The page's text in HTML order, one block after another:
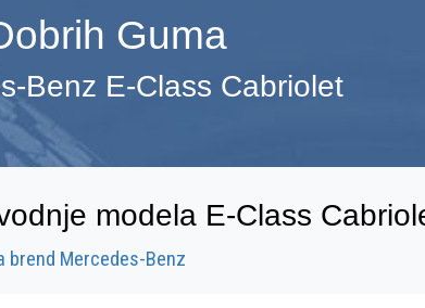
Guma
Benz E-Class Cabriolet
modela E-Class
brend Mercedes-Benz